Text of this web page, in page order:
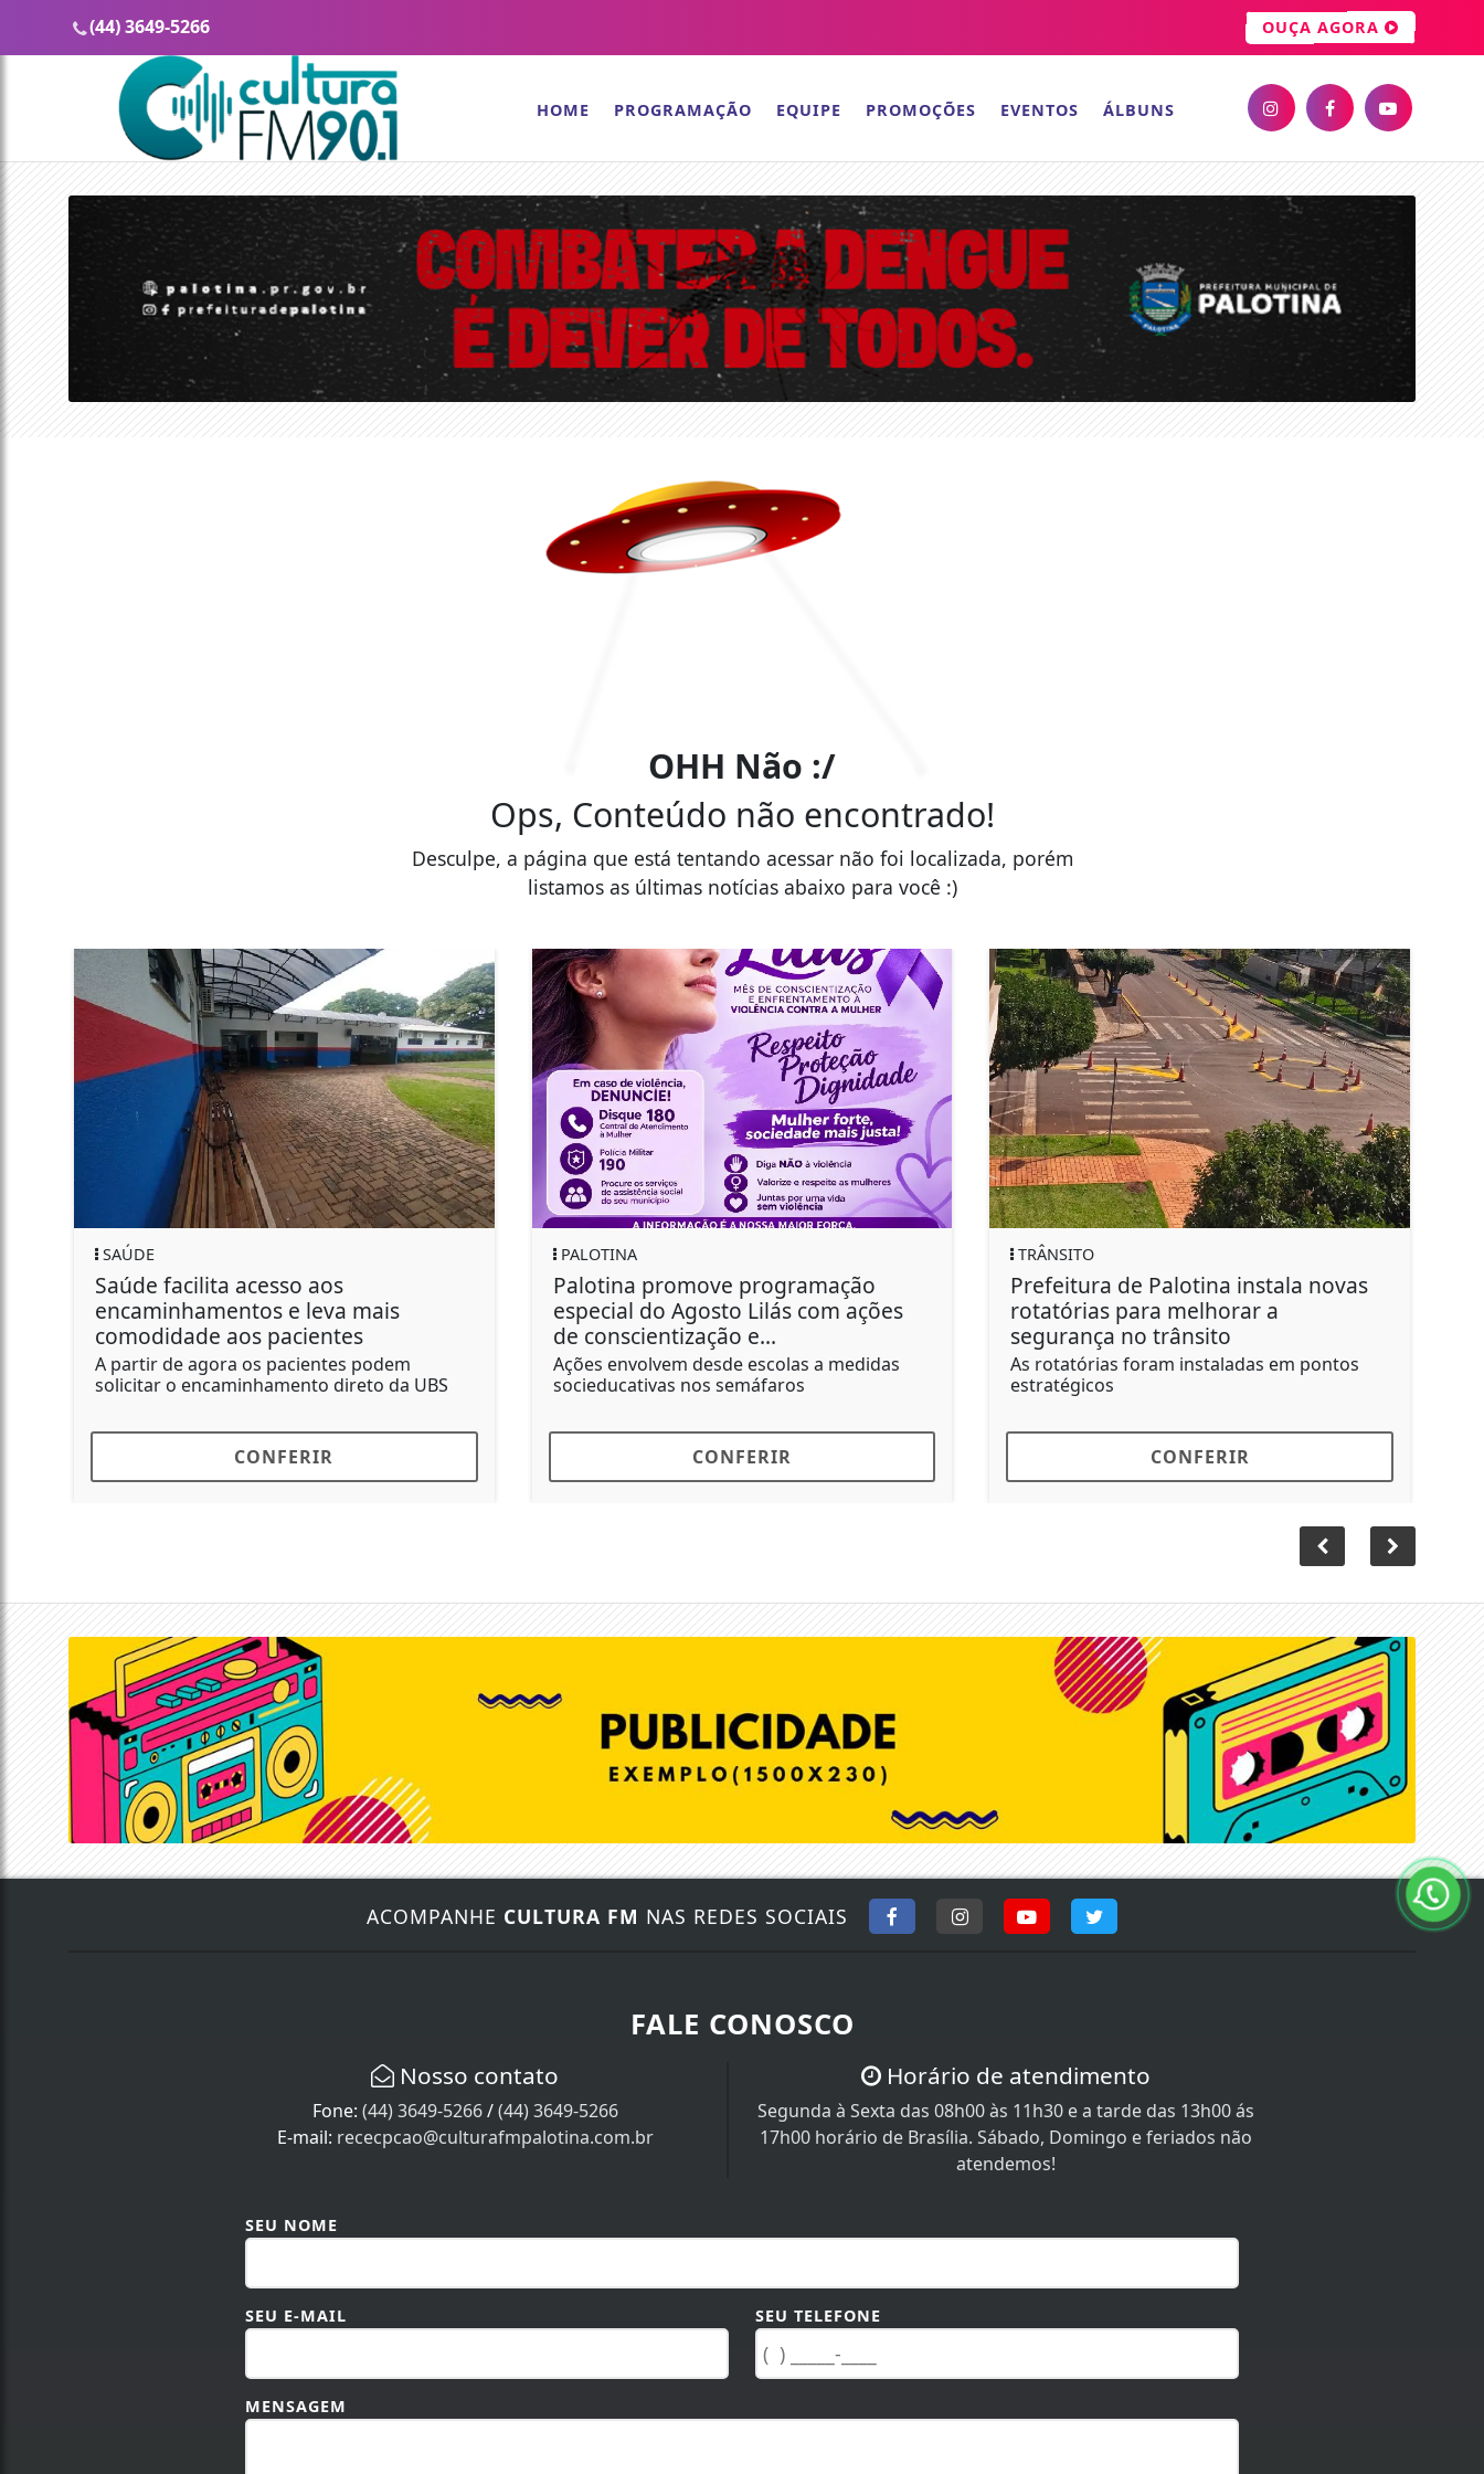
(44) 3649-5266 OUÇA AGORA
HOME PROGRAMAÇÃO EQUIPE PROMOÇÕES EVENTOS ÁLBUNS
OHH Não :/
Ops, Conteúdo não encontrado!
Desculpe, a página que está tentando acessar não foi localizada, porém
listamos as últimas notícias abaixo para você :)
SAÚDE
Saúde facilita acesso aos
encaminhamentos e leva mais
comodidade aos pacientes
A partir de agora os pacientes podem
solicitar o encaminhamento direto da UBS
CONFERIR
PALOTINA
Palotina promove programação
especial do Agosto Lilás com ações
de conscientização e...
Ações envolvem desde escolas a medidas
socieducativas nos semáfaros
CONFERIR
TRÂNSITO
Prefeitura de Palotina instala novas
rotatórias para melhorar a
segurança no trânsito
As rotatórias foram instaladas em pontos
estratégicos
CONFERIR
ACOMPANHE CULTURA FM NAS REDES SOCIAIS
FALE CONOSCO
Nosso contato
Fone: (44) 3649-5266/(44) 3649-5266
E-mail: rececpcao@culturafmpalotina.com.br
Horário de atendimento
Segunda à Sexta das 08h00 às 11h30 e a tarde das 13h00 ás
17h00 horário de Brasília. Sábado, Domingo e feriados não
atendemos!
SEU NOME
SEU E-MAIL SEU TELEFONE
MENSAGEM